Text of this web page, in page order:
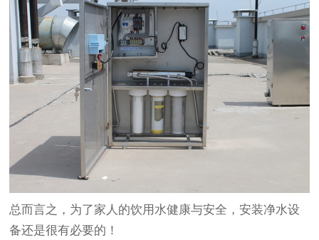
总而言之，为了家人的饮用水健康与安全，安装净水设
备还是很有必要的！